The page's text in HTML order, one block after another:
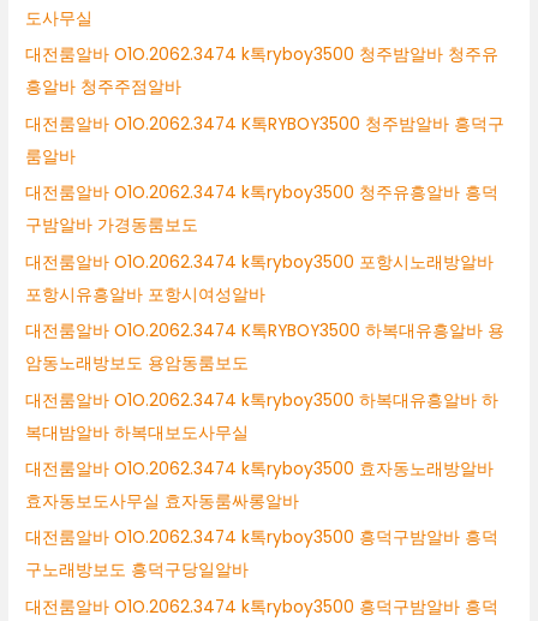
도사무실
대전룸알바 O1O.2062.3474 k톡ryboy3500 청주밤알바 청주유
흥알바 청주주점알바
대전룸알바 O1O.2062.3474 K톡RYBOY3500 청주밤알바 흥덕구
룸알바
대전룸알바 O1O.2062.3474 k톡ryboy3500 청주유흥알바 흥덕
구밤알바 가경동룸보도
대전룸알바 O1O.2062.3474 k톡ryboy3500 포항시노래방알바
포항시유흥알바 포항시여성알바
대전룸알바 O1O.2062.3474 K톡RYBOY3500 하복대유흥알바 용
암동노래방보도 용암동룸보도
대전룸알바 O1O.2062.3474 k톡ryboy3500 하복대유흥알바 하
복대밤알바 하복대보도사무실
대전룸알바 O1O.2062.3474 k톡ryboy3500 효자동노래방알바
효자동보도사무실 효자동룸싸롱알바
대전룸알바 O1O.2062.3474 k톡ryboy3500 흥덕구밤알바 흥덕
구노래방보도 흥덕구당일알바
대전룸알바 O1O.2062.3474 k톡ryboy3500 흥덕구밤알바 흥덕